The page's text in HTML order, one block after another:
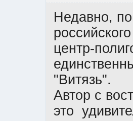
Недавно,
центр-
"Витязь".
Автор с
это